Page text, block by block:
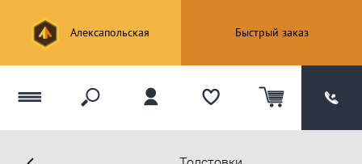
Алексапольская Быстрый заказ